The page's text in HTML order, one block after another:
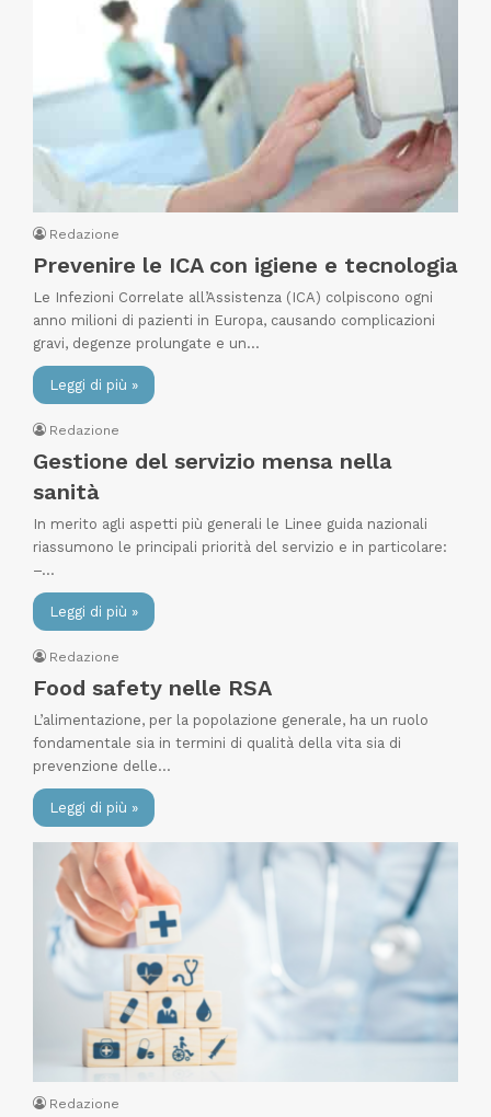
Redazione
Prevenire le ICA con igiene e tecnologia
Le Infezioni Correlate all’Assistenza (ICA) colpiscono ogni
anno milioni di pazienti in Europa, causando complicazioni
gravi, degenze prolungate e un…
Leggi di più »
Redazione
Gestione del servizio mensa nella
sanità
In merito agli aspetti più generali le Linee guida nazionali
riassumono le principali priorità del servizio e in particolare:
–…
Leggi di più »
Redazione
Food safety nelle RSA
L’alimentazione, per la popolazione generale, ha un ruolo
fondamentale sia in termini di qualità della vita sia di
prevenzione delle…
Leggi di più »
Redazione